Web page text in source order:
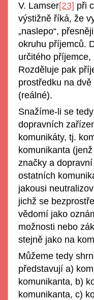
V. Lamser[23] při
výstižně říká, že
„naslepo“,
okruhu příjemců.
určitého
Rozděluje pak
prostředku na
(reálné).
Snažíme-li se
dopravních
komunikáty, tj.
komunikanta
značky a
ostatních
jakousi
jichž se
vědomí jako
možnosti nebo
stejně jako na
Můžeme tedy
představují a)
komunikanta, b)
komunikanta, c)